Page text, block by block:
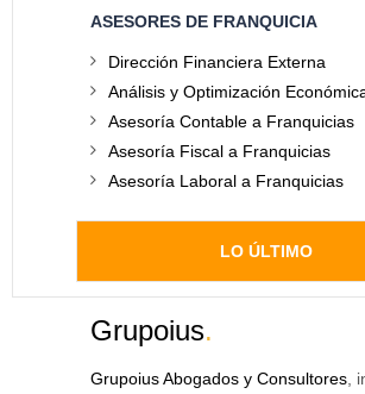
ASESORES DE FRANQUICIA
Dirección Financiera Externa
Análisis y Optimización
Asesoría Contable a Franquicias
Asesoría Fiscal a Franquicias
Asesoría Laboral a Franquicias
LO ÚLTIMO
Grupoius.
Grupoius Abogados y Consultores ,